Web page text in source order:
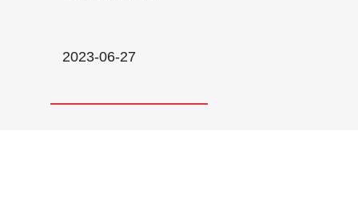
2023-06-27